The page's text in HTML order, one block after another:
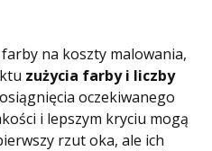
na koszty malowania,
zużycia farby i liczby
oczekiwanego
i lepszym kryciu mogą
rzut oka, ale ich